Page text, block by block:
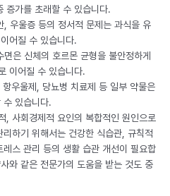
증가를 초래할 수 있습니다.
우울증 등의 정서적 문제는 과식을 유
어질 수 있습니다.
은 신체의 호르몬 균형을 불안정하게
이어질 수 있습니다.
우울제, 당뇨병 치료제 등 일부 약물은
수 있습니다.
, 사회경제적 요인의 복합적인 원인으로
하기 위해서는 건강한 식습관, 규칙적
스 관리 등의 생활 습관 개선이 필요합
와 같은 전문가의 도움을 받는 것도 중